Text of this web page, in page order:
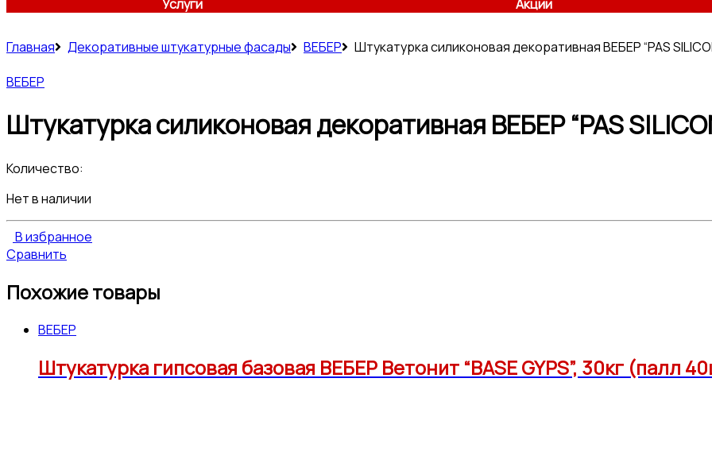
Услуги
Акции
Главная Декоративные штукатурные фасады ВЕБЕР
Штукатурка силиконовая декоративная ВЕБЕР “PAS
ВЕБЕР
Штукатурка силиконовая декоративная ВЕБЕР “PAS
Количество:
Нет в наличии
В избранное
Сравнить
Похожие товары
ВЕБЕР
Штукатурка гипсовая базовая ВЕБЕР Ветонит “BASE GYPS”, 30кг (палл